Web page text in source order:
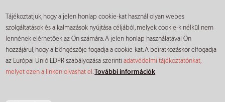
Tájékoztatjuk, hogy a jelen honlap cookie-kat használ olyan webes
szolgáltatások és alkalmazások nyújtása céljából, melyek cookie-k nélkül nem
lennének elérhetőek az Ön számára. A jelen honlap használatával Ön
hozzájárul, hogy a böngészője fogadja a cookie-kat. A beiratkozáskor elfogadja
az Európai Unió EDPR szabályozása szerintiadatvédelmi tájékoztatónkat,
melyet ezen a linken olvashat el.További információk